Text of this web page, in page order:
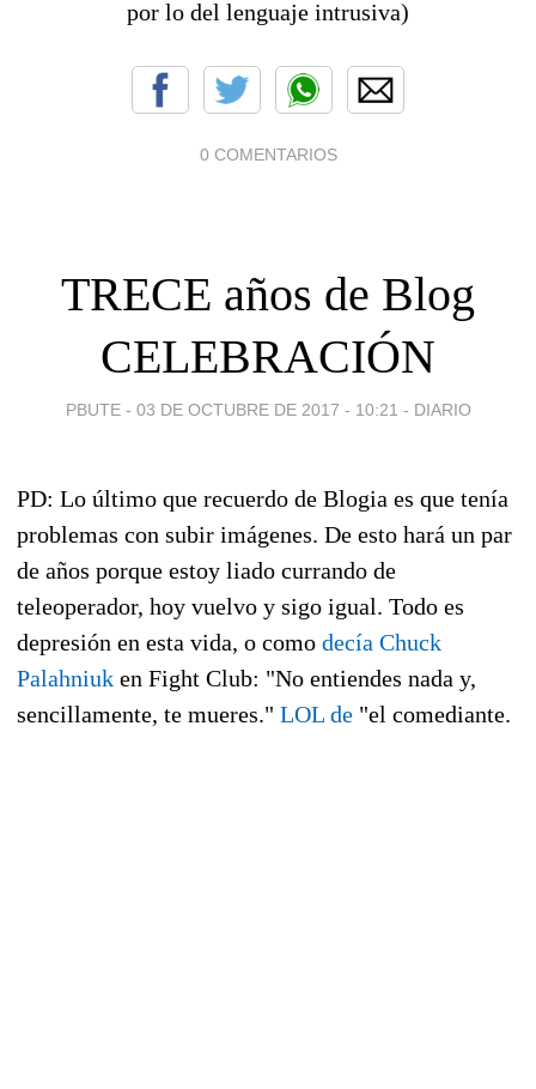
por lo del lenguaje intrusiva)
0 COMENTARIOS
TRECE años de Blog
CELEBRACIÓN
PBUTE - 03 DE OCTUBRE DE 2017 - 10:21 - DIARIO
PD: Lo último que recuerdo de Blogia es que tenía
problemas con subir imágenes. De esto hará un par
de años porque estoy liado currando de
teleoperador, hoy vuelvo y sigo igual. Todo es
depresión en esta vida, o como decía Chuck
Palahniuk en Fight Club: "No entiendes nada y,
sencillamente, te mueres." LOL de "el comediante.